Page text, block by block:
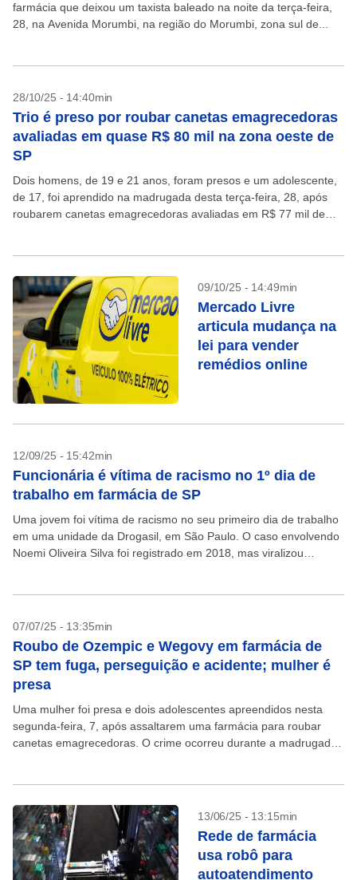
farmácia que deixou um taxista baleado na noite da terça-feira,
28, na Avenida Morumbi, na região do Morumbi, zona sul de...
28/10/25 - 14:40min
Trio é preso por roubar canetas emagrecedoras
avaliadas em quase R$ 80 mil na zona oeste de
SP
Dois homens, de 19 e 21 anos, foram presos e um adolescente,
de 17, foi aprendido na madrugada desta terça-feira, 28, após
roubarem canetas emagrecedoras avaliadas em R$ 77 mil de
09/10/25 - 14:49min
Mercado Livre
articula mudança na
lei para vender
remédios online
12/09/25 - 15:42min
Funcionária é vítima de racismo no 1º dia de
trabalho em farmácia de SP
Uma jovem foi vítima de racismo no seu primeiro dia de trabalho
em uma unidade da Drogasil, em São Paulo. O caso envolvendo
Noemi Oliveira Silva foi registrado em 2018, mas viralizou
07/07/25 - 13:35min
Roubo de Ozempic e Wegovy em farmácia de
SP tem fuga, perseguição e acidente; mulher é
presa
Uma mulher foi presa e dois adolescentes apreendidos nesta
segunda-feira, 7, após assaltarem uma farmácia para roubar
canetas emagrecedoras. O crime ocorreu durante a madrugada
13/06/25 - 13:15min
Rede de farmácia
usa robô para
autoatendimento